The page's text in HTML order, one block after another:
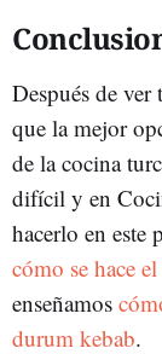
Después de
que la mejor
de la cocina
difícil y en
hacerlo en este
cómo se hace
enseñamos
durum kebab.